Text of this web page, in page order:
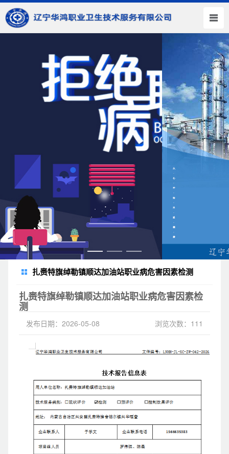
扎赉特旗绰勒镇顺达加油站职业病危害因素检测
扎赉特旗绰勒镇顺达加油站职业病危害因素检
测
发布日期：2026-05-08 浏览次数：111